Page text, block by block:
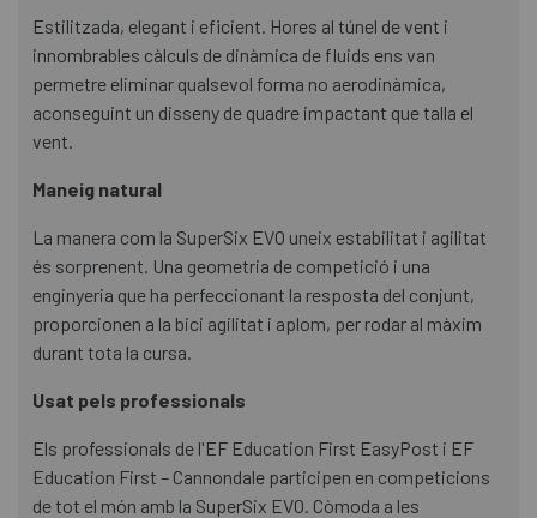
Estilitzada, elegant i eficient. Hores al túnel de vent i
innombrables càlculs de dinàmica de fluids ens van
permetre eliminar qualsevol forma no aerodinàmica,
aconseguint un disseny de quadre impactant que talla el
vent.
Maneig natural
La manera com la SuperSix EVO uneix estabilitat i agilitat
és sorprenent. Una geometria de competició i una
enginyeria que ha perfeccionant la resposta del conjunt,
proporcionen a la bici agilitat i aplom, per rodar al màxim
durant tota la cursa.
Usat pels professionals
Els professionals de l'EF Education First EasyPost i EF
Education First – Cannondale participen en competicions
de tot el món amb la SuperSix EVO. Còmoda a les